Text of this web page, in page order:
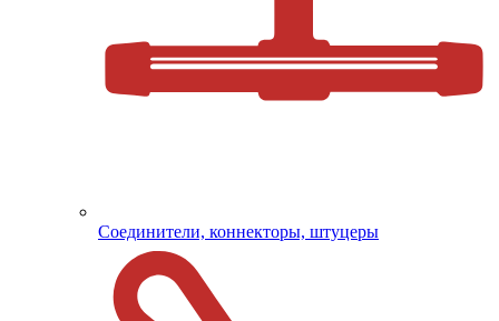
Соединители, коннекторы, штуцеры